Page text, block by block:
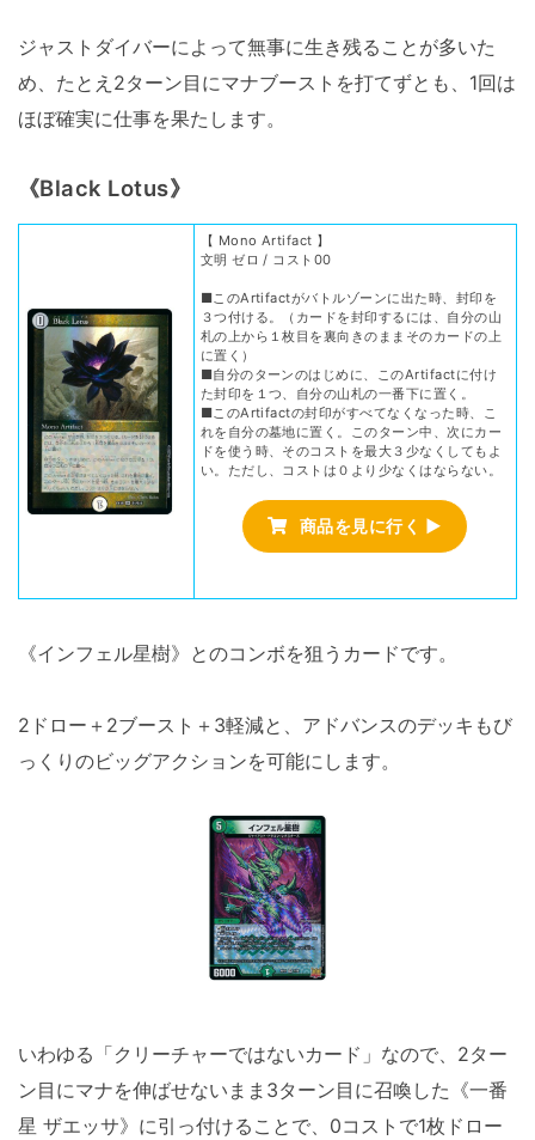
ジャストダイバーによって無事に生き残ることが多いた
め、たとえ2ターン目にマナブーストを打てずとも、1回は
ほぼ確実に仕事を果たします。
《Black Lotus》
【 Mono Artifact 】
文明 ゼロ / コスト00
■このArtifactがバトルゾーンに出た時、封印を
３つ付ける。（カードを封印するには、自分の山
札の上から１枚目を裏向きのままそのカードの上
に置く）
■自分のターンのはじめに、このArtifactに付け
た封印を１つ、自分の山札の一番下に置く。
■このArtifactの封印がすべてなくなった時、こ
れを自分の墓地に置く。このターン中、次にカー
ドを使う時、そのコストを最大３少なくしてもよ
い。ただし、コストは０より少なくはならない。
商品を見に行く ▶
《インフェル星樹》とのコンボを狙うカードです。
2ドロー＋2ブースト＋3軽減と、アドバンスのデッキもび
っくりのビッグアクションを可能にします。
いわゆる「クリーチャーではないカード」なので、2ター
ン目にマナを伸ばせないまま3ターン目に召喚した《一番
星 ザエッサ》に引っ付けることで、0コストで1枚ドロー